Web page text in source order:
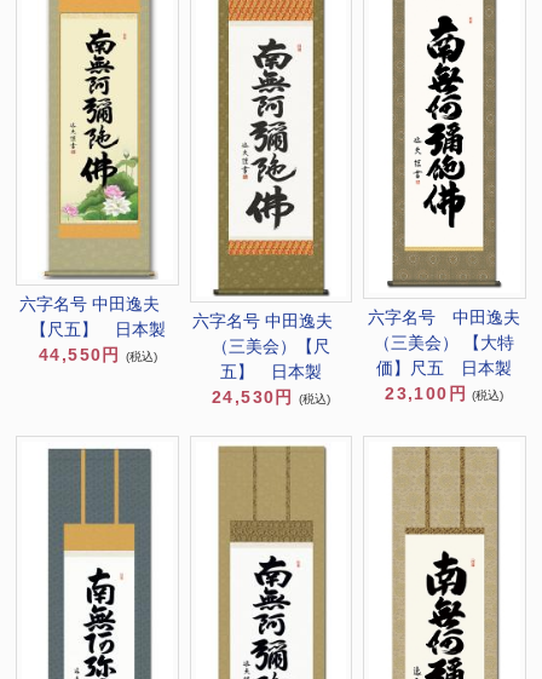
六字名号 中田逸夫
【尺五】 日本製
44,550円
(税込)
六字名号 中田逸夫
（三美会）【尺
五】 日本製
24,530円
(税込)
六字名号 中田逸夫
（三美会） 【大特
価】尺五 日本製
23,100円
(税込)